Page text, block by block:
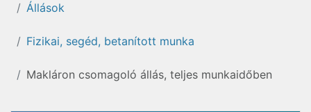
Állások
Fizikai, segéd, betanított munka
Makláron csomagoló állás, teljes munkaidőben